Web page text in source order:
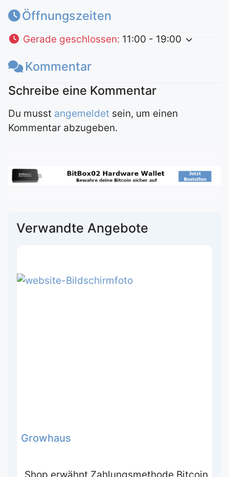
Öffnungszeiten
Gerade geschlossen: 11:00 - 19:00
Kommentar
Du musst angemeldet sein, um einen
Kommentar abzugeben.
Verwandte Angebote
Growhaus